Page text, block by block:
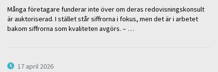
Många företagare funderar inte över om deras redovisningskonsult
är auktoriserad. I stället står siffrorna i fokus, men det är i arbetet
bakom siffrorna som kvaliteten avgörs. – …
17 april 2026